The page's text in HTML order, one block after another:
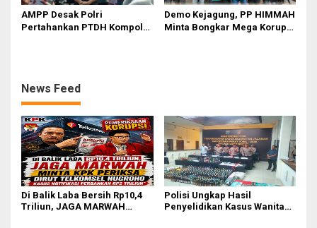
AMPP Desak Polri
Pertahankan PTDH Kompol
Demo Kejagung, PP HIMMAH
Minta Bongkar Mega Korupsi
News Feed
Di Balik Laba Bersih Rp10,4
Triliun, JAGA MARWAH
Polisi Ungkap Hasil
Penyelidikan Kasus Wanita